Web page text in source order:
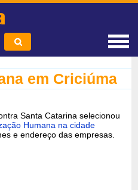
em Criciúma
Santa Catarina selecionou
Humana na cidade
e endereço das empresas.